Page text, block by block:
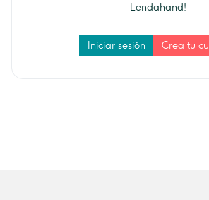
Lendahand!
Iniciar sesión Crea tu